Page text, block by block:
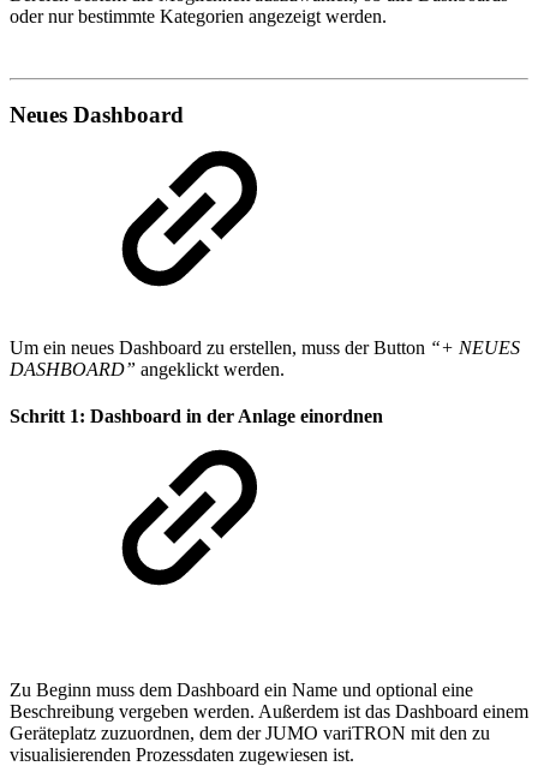
oder nur bestimmte Kategorien angezeigt werden.
Neues Dashboard
Um ein neues Dashboard zu erstellen, muss der Button “+ NEUES
DASHBOARD” angeklickt werden.
Schritt 1: Dashboard in der Anlage einordnen
Zu Beginn muss dem Dashboard ein Name und optional eine
Beschreibung vergeben werden. Außerdem ist das Dashboard einem
Geräteplatz zuzuordnen, dem der JUMO variTRON mit den zu
visualisierenden Prozessdaten zugewiesen ist.